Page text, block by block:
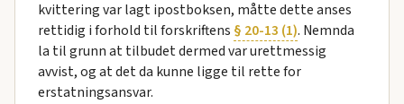
kvittering var lagt ipostboksen, måtte dette anses
rettidig i forhold til forskriftens § 20-13 (1). Nemnda
la til grunn at tilbudet dermed var urettmessig
avvist, og at det da kunne ligge til rette for
erstatningsansvar.